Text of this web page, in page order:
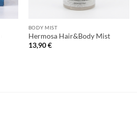
BODY MIST
Hermosa Hair&Body Mist
13,90€